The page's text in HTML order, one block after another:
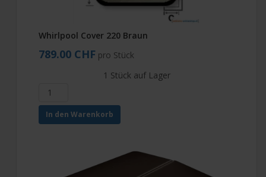
Whirlpool Cover 220 Braun
789.00 CHF pro Stück
1 Stück auf Lager
In den Warenkorb